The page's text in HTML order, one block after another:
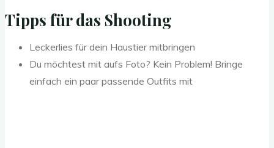
Tipps für das Shooting
Leckerlies für dein Haustier mitbringen
Du möchtest mit aufs Foto? Kein Problem! Bringe
einfach ein paar passende Outfits mit